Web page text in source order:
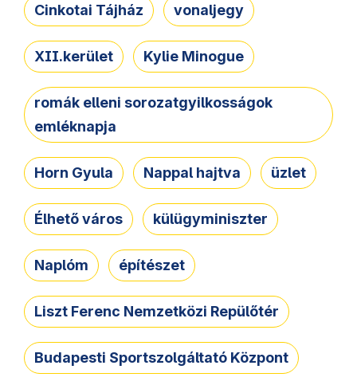
Cinkotai Tájház vonaljegy
XII.kerület Kylie Minogue
romák elleni sorozatgyilkosságok
emléknapja
Horn Gyula Nappal hajtva üzlet
Élhető város külügyminiszter
Naplóm építészet
Liszt Ferenc Nemzetközi Repülőtér
Budapesti Sportszolgáltató Központ